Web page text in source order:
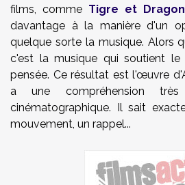
films, comme Tigre et Dragon
davantage à la manière d'un
quelque sorte la musique. Alors
c'est la musique qui soutient le
pensée. Ce résultat est l'œuvre
a une compréhension
cinématographique. Il sait
mouvement, un rappel...